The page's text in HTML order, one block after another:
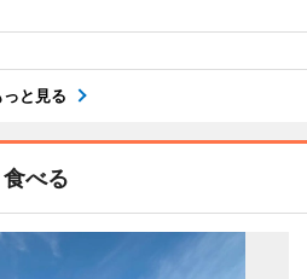
っと見る
食べる